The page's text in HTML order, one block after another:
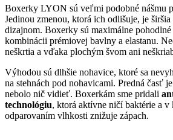
Boxerky LYON sú veľmi podobné nášmu
Jedinou zmenou, ktorá ich odlišuje, je
dizajnom. Boxerky sú maximálne
kombinácii prémiovej bavlny a elastanu.
neškrtia a vďaka plochým švom ani
Výhodou sú dlhšie nohavice, ktoré sa
na stehnách pod nohavicami. Predná časť
nebolo nič vidieť. Boxerkám sme pridali
technológiu, ktorá aktívne ničí baktérie a
odparovaním vlhkosti znižuje zápach.